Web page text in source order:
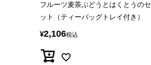
フルーツ麦茶ぶどうとはくとうのセ
ット（ティーバッグトレイ付き）
¥2,106税込